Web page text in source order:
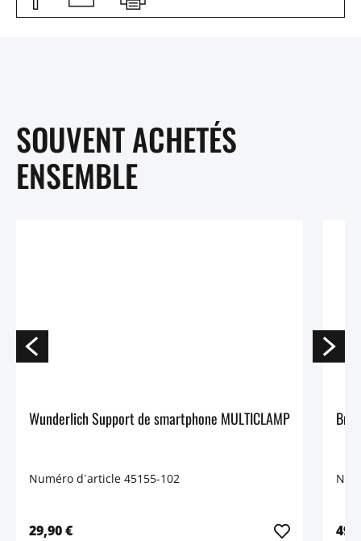
SOUVENT ACHETÉS
ENSEMBLE
Wunderlich Support de smartphone MULTICLAMP
Numéro d´article 45155-102
29,90 €